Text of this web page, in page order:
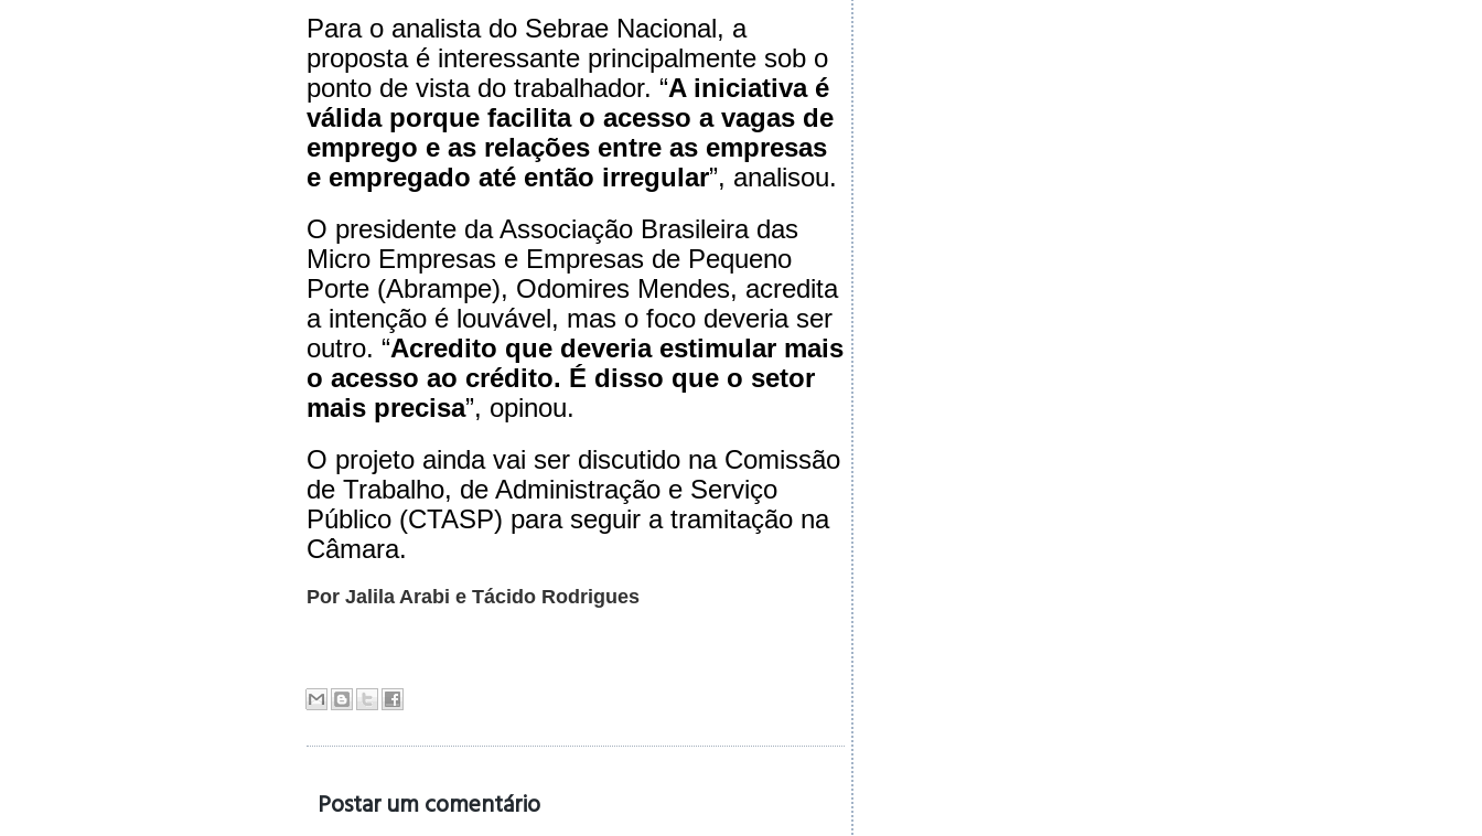
Para o analista do Sebrae Nacional, a
proposta é interessante principalmente sob o
ponto de vista do trabalhador. “A iniciativa é
válida porque facilita o acesso a vagas de
emprego e as relações entre as empresas
e empregado até então irregular”, analisou.
O presidente da Associação Brasileira das
Micro Empresas e Empresas de Pequeno
Porte (Abrampe), Odomires Mendes, acredita
a intenção é louvável, mas o foco deveria ser
outro. “Acredito que deveria estimular mais
o acesso ao crédito. É disso que o setor
mais precisa”, opinou.
O projeto ainda vai ser discutido na Comissão
de Trabalho, de Administração e Serviço
Público (CTASP) para seguir a tramitação na
Câmara.
Por Jalila Arabi e Tácido Rodrigues
Postar um comentário